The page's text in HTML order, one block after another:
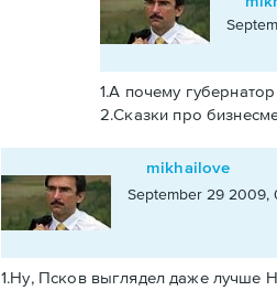
1.А почему
2.Сказки про
mikhailove
September 29 2009,
1.Ну, Псков выглядел даже лучше